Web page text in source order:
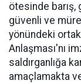
ötesinde
güvenli ve
yönündeki
Anlaşması'nı
saldırganlığa
amaçlamakta